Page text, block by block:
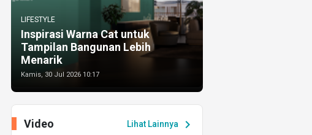
LIFESTYLE
Inspirasi Warna Cat untuk
Tampilan Bangunan Lebih
Menarik
Kamis, 30 Jul 2026 10:17
Lihat Lainnya chevron_right
Video